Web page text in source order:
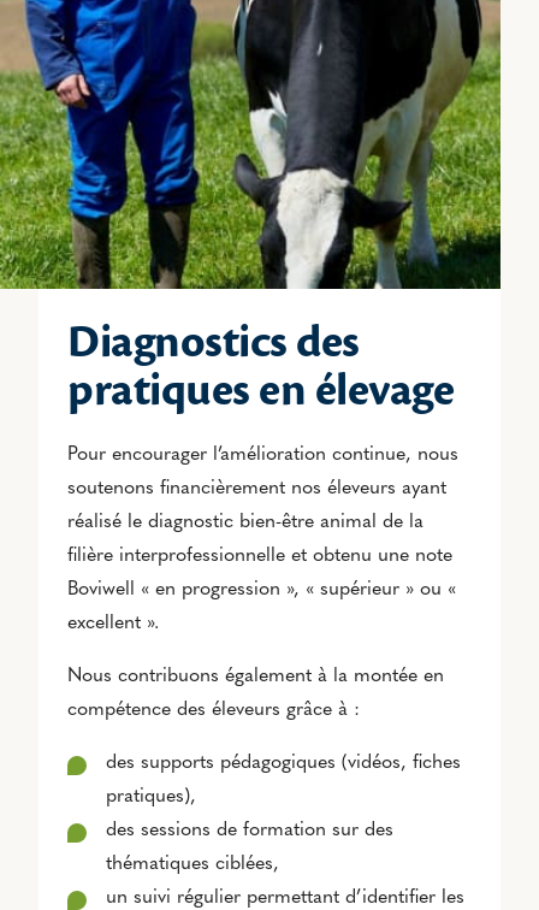
Diagnostics des
pratiques en élevage
Pour encourager l’amélioration continue, nous
soutenons financièrement nos éleveurs ayant
réalisé le diagnostic bien-être animal de la
filière interprofessionnelle et obtenu une note
Boviwell « en progression », « supérieur » ou «
excellent ».
Nous contribuons également à la montée en
compétence des éleveurs grâce à :
des supports pédagogiques (vidéos, fiches
pratiques),
des sessions de formation sur des
thématiques ciblées,
un suivi régulier permettant d’identifier les